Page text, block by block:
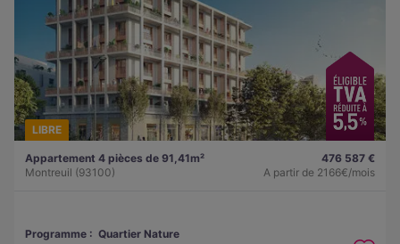
LIBRE
Appartement 4 pièces de 91,41m²
Montreuil (93100)
476 587 €
A partir de 2166€/mois
Programme : Quartier Nature